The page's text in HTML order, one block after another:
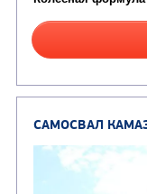
Цена по